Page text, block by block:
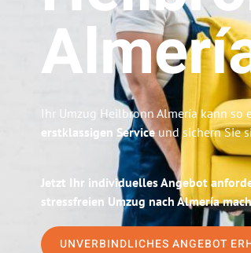
Ihr Umzug Heilbronn Almería kann so
erstklassigen Serviceund sichern Sie
Jetzt Ihr individuelles Angebot
stressfreien Umzug nach Almería
UNVERBINDLICHES ANGEBOT